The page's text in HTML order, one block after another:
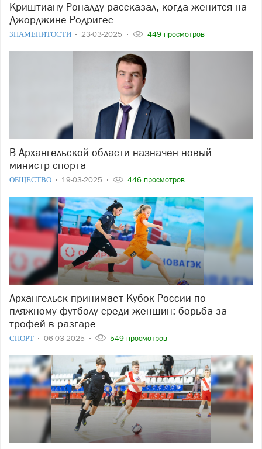
Криштиану Роналду рассказал, когда женится на
Джорджине Родригес
ЗНАМЕНИТОСТИ 23-03-2025 449 просмотров
В Архангельской области назначен новый
министр спорта
ОБЩЕСТВО 19-03-2025 446 просмотров
Архангельск принимает Кубок России по
пляжному футболу среди женщин: борьба за
трофей в разгаре
СПОРТ 06-03-2025 549 просмотров